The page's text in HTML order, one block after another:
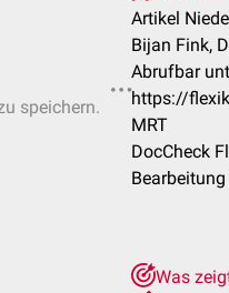
speichern.
Artikel
Bijan Fink,
Abrufbar
https://
MRT
DocCheck
Was